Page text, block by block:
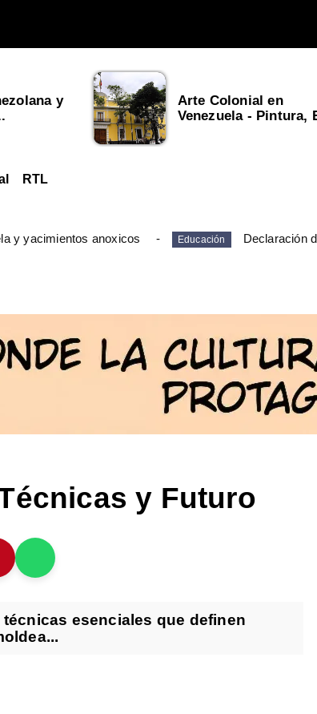
y
Arte Colonial en
Venezuela - Pintura,
RTL
y yacimientos anoxicos Educación Declaración
y Futuro
esenciales que definen